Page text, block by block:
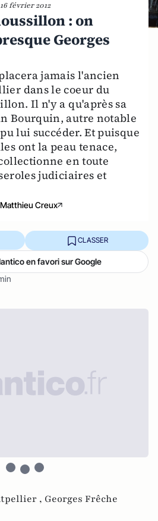
16 février 2012
: on
Georges
jamais l'ancien
dans le coeur du
Il n'y a qu'après sa
Bourquin, autre notable
lui succéder. Et puisque
ont la peau tenace,
en toute
judiciaires et
Matthieu Creux
CLASSER
en favori sur Google
, Georges Frêche